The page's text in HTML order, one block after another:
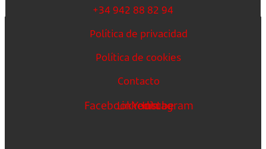
+34 942 88 82 94
Política de privacidad
Política de cookies
Contacto
FacebookLinkedin
Youtube
Instagram